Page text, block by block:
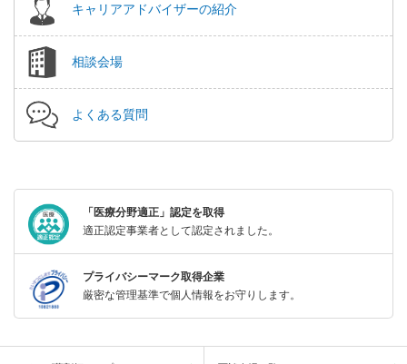
キャリアアドバイザーの紹介
相談会場
よくある質問
「医療分野適正」認定を取得
適正認定事業者として認定されました。
プライバシーマーク取得企業
厳密な管理基準で個人情報をお守りします。